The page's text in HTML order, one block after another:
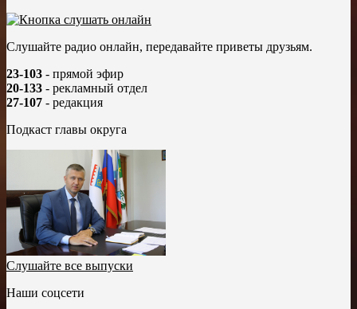
Слушайте радио онлайн, передавайте приветы друзьям.
23-103 - прямой эфир
20-133 - рекламный отдел
27-107 - редакция
Подкаст главы округа
Слушайте все выпуски
Наши соцсети